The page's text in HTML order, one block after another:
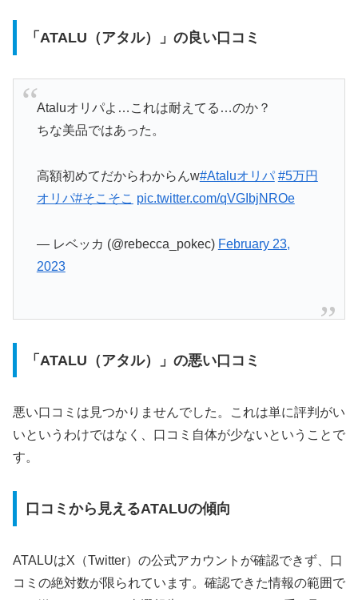
「ATALU（アタル）」の良い口コミ
Ataluオリパよ…これは耐えてる…のか？
ちな美品ではあった。
高額初めてだからわからんw#Ataluオリパ #5万円
オリパ#そこそこ pic.twitter.com/qVGIbjNROe
— レベッカ (@rebecca_pokec) February 23,
2023
「ATALU（アタル）」の悪い口コミ
悪い口コミは見つかりませんでした。これは単に評判がい
いというわけではなく、口コミ自体が少ないということで
す。
口コミから見えるATALUの傾向
ATALUはX（Twitter）の公式アカウントが確認できず、口
コミの絶対数が限られています。確認できた情報の範囲で